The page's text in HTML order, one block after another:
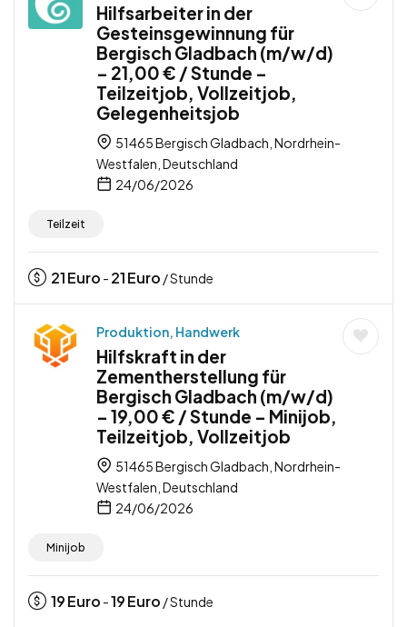
Hilfsarbeiter in der
Gesteinsgewinnung für
Bergisch Gladbach (m/w/d)
– 21,00 € / Stunde –
Teilzeitjob, Vollzeitjob,
Gelegenheitsjob
51465 Bergisch Gladbach, Nordrhein-
Westfalen, Deutschland
24/06/2026
Teilzeit
21Euro - 21Euro / Stunde
Produktion, Handwerk
Hilfskraft in der
Zementherstellung für
Bergisch Gladbach (m/w/d)
– 19,00 € / Stunde – Minijob,
Teilzeitjob, Vollzeitjob
51465 Bergisch Gladbach, Nordrhein-
Westfalen, Deutschland
24/06/2026
Minijob
19Euro -19Euro / Stunde